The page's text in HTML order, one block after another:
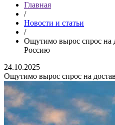
Главная
/
Новости и статьи
/
Ощутимо вырос спрос на
Россию
24.10.2025
Ощутимо вырос спрос на